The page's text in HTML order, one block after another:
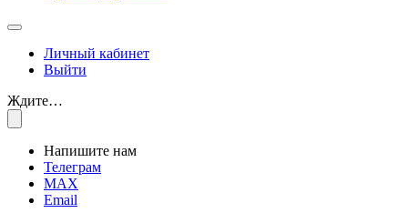
Личный кабинет
Выйти
Ждите…
Напишите нам
Телеграм
MAX
Email